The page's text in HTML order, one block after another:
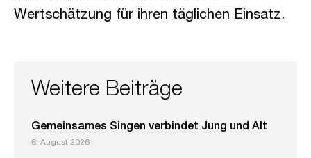
Wertschätzung für ihren täglichen Einsatz.
Weitere Beiträge
Gemeinsames Singen verbindet Jung und Alt
6. August 2026